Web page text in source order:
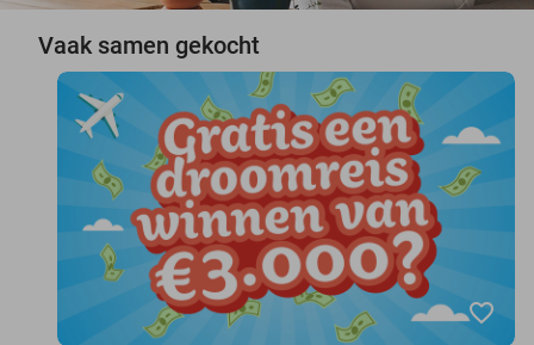
Vaak samen gekocht
favorite_border